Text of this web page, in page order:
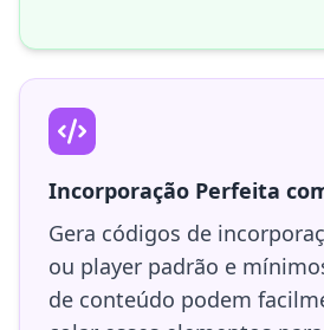
Incorporação Perfeita
Gera códigos de
ou player padrão e
de conteúdo podem